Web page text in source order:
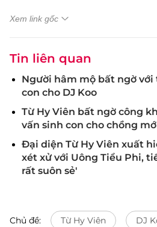
Xem link gốc
Tin liên quan
Người hâm mộ bất ngờ với
con cho DJ Koo
Từ Hy Viên bất ngờ công
vấn sinh con cho chồng
Đại diện Từ Hy Viên xuất
xét xử với Uông Tiểu Phi,
rất suôn sẻ'
Chủ đề: Từ Hy Viên DJ